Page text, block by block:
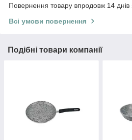
Повернення товару впродовж 14 днів
Всі умови повернення
Подібні товари компанії